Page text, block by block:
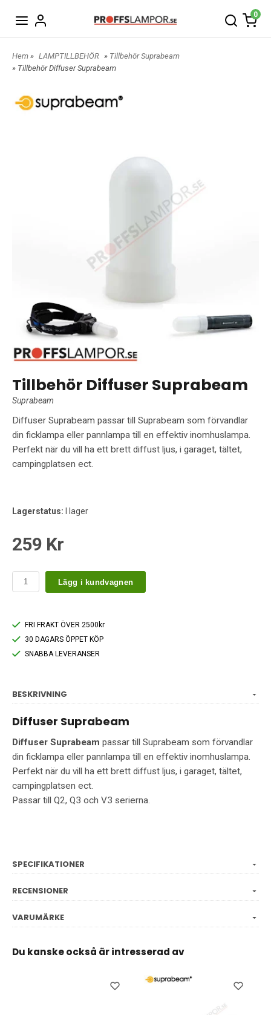
0
Hem » LAMPTILLBEHÖR » Tillbehör Suprabeam
» Tillbehör Diffuser Suprabeam
Tillbehör Diffuser Suprabeam
Suprabeam
Diffuser Suprabeam passar till Suprabeam som förvandlar
din ficklampa eller pannlampa till en effektiv inomhuslampa.
Perfekt när du vill ha ett brett diffust ljus, i garaget, tältet,
campingplatsen ect.
Lagerstatus: I lager
259 Kr
Lägg i kundvagnen
FRI FRAKT ÖVER 2500kr
30 DAGARS ÖPPET KÖP
SNABBA LEVERANSER
BESKRIVNING
Diffuser Suprabeam
Diffuser Suprabeam passar till Suprabeam som förvandlar
din ficklampa eller pannlampa till en effektiv inomhuslampa.
Perfekt när du vill ha ett brett diffust ljus, i garaget, tältet,
campingplatsen ect.
Passar till Q2, Q3 och V3 serierna.
SPECIFIKATIONER
RECENSIONER
VARUMÄRKE
Du kanske också är intresserad av